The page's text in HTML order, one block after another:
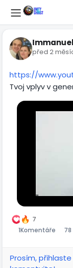
před 2
https://
Tvoj vplyv v
7
1Komentáře
Prosím,